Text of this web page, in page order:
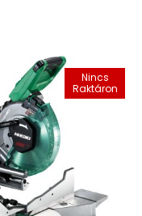
Nincs
Raktáron